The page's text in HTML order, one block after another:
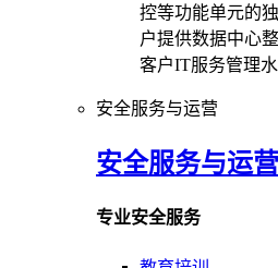
控等功能单元的
户提供数据中心
客户IT服务管理水
安全服务与运营
安全服务与运营
专业安全服务